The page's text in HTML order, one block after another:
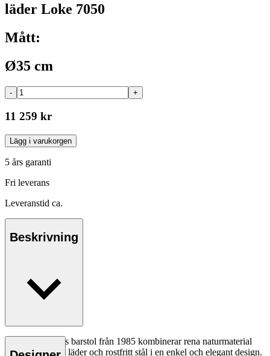
läder Loke 7050
Mått:
Ø35 cm
- +
11 259 kr
Lägg i varukorgen
5 års garanti
Fri leverans
Leveranstid ca.
Beskrivning
Hans J. Wegners barstol från 1985 kombinerar rena naturmaterial
som massivt trä, läder och rostfritt stål i en enkel och elegant design.